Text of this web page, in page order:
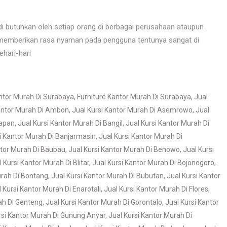
oleh setiap orang di berbagai perusahaan ataupun
rasa nyaman pada pengguna tentunya sangat di
hari
Murah Di Surabaya, Furniture Kantor Murah Di Surabaya, Jual
Murah Di Ambon, Jual Kursi Kantor Murah Di Asemrowo, Jual
, Jual Kursi Kantor Murah Di Bangil , Jual Kursi Kantor Murah Di
Kantor Murah Di Banjarmasin, Jual Kursi Kantor Murah Di
Murah Di Baubau, Jual Kursi Kantor Murah Di Benowo, Jual Kursi
Kursi Kantor Murah Di Blitar, Jual Kursi Kantor Murah Di Bojonegoro,
Di Bontang, Jual Kursi Kantor Murah Di Bubutan, Jual Kursi Kantor
Kursi Kantor Murah Di Enarotali, Jual Kursi Kantor Murah Di Flores,
Di Genteng, Jual Kursi Kantor Murah Di Gorontalo, Jual Kursi Kantor
Kantor Murah Di Gunung Anyar, Jual Kursi Kantor Murah Di